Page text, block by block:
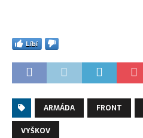
Líbí
ARMÁDA FRONT
VYŠKOV